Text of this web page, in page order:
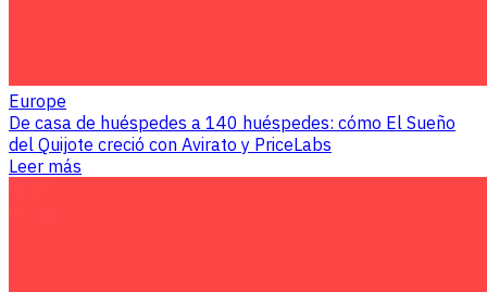
Europe
De casa de huéspedes a 140 huéspedes: cómo El Sueño
del Quijote creció con Avirato y PriceLabs
Leer más